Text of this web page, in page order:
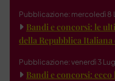
Pubblicazione: mercoledì 8
Bandi e concorsi: le
della Repubblica Italiana
Pubblicazione: venerdì 3
Bandi e concorsi: